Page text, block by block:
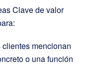
Clave de valor
clientes mencionan
o una función